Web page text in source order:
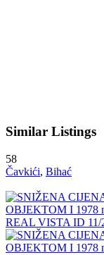
Similar Listings
58
Čavkići, Bihać